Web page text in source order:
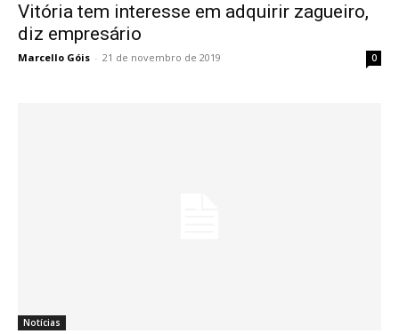
Vitória tem interesse em adquirir zagueiro,
diz empresário
Marcello Góis - 21 de novembro de 2019 0
Notícias